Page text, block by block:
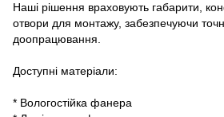
Наші рішення враховують габарити,
отвори для монтажу, забезпечуючи
доопрацювання.
Доступні матеріали:
* Вологостійка фанера